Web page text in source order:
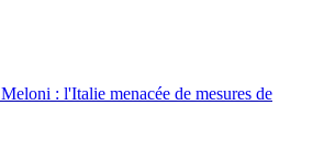
: l'Italie menacée de mesures de